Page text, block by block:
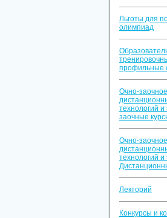
Льготы для
олимпиад
профильные
Очно-
технологий и
заочные
Очно-
технологий и
Лекторий
Конкурсы и